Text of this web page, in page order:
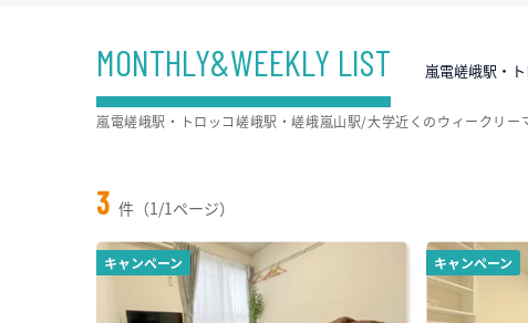
MONTHLY&WEEKLY LIST 嵐電嵯峨駅・
3 件（1/1ページ）
キャンペーン キャンペーン
嵐電嵯峨駅・トロッコ嵯峨駅・嵯峨嵐山駅/大学近くのウィークリ